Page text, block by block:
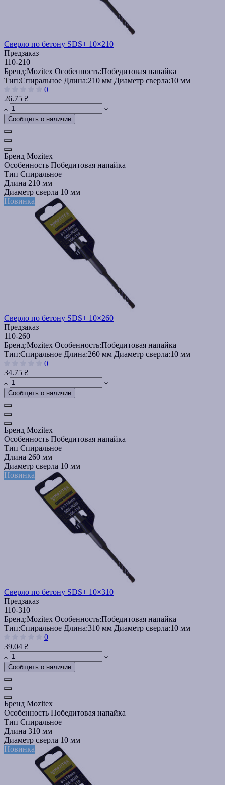
Сверло по бетону SDS+ 10×210
Предзаказ
110-210
Бренд:Mozitex Особенность:Победитовая напайка
Тип:Спиральное Длина:210 мм Диаметр сверла:10 мм
0
26.75 ₴
Сообщить о наличии
Бренд Mozitex
Особенность Победитовая напайка
Тип Спиральное
Длина 210 мм
Диаметр сверла 10 мм
Новинка
Сверло по бетону SDS+ 10×260
Предзаказ
110-260
Бренд:Mozitex Особенность:Победитовая напайка
Тип:Спиральное Длина:260 мм Диаметр сверла:10 мм
0
34.75 ₴
Сообщить о наличии
Бренд Mozitex
Особенность Победитовая напайка
Тип Спиральное
Длина 260 мм
Диаметр сверла 10 мм
Новинка
Сверло по бетону SDS+ 10×310
Предзаказ
110-310
Бренд:Mozitex Особенность:Победитовая напайка
Тип:Спиральное Длина:310 мм Диаметр сверла:10 мм
0
39.04 ₴
Сообщить о наличии
Бренд Mozitex
Особенность Победитовая напайка
Тип Спиральное
Длина 310 мм
Диаметр сверла 10 мм
Новинка